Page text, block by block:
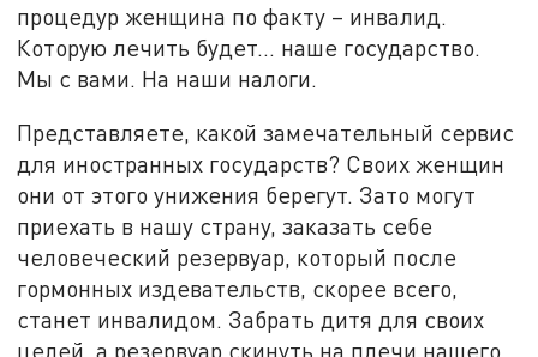
процедур женщина по факту – инвалид.
Которую лечить будет... наше государство.
Мы с вами. На наши налоги.
Представляете, какой замечательный сервис
для иностранных государств? Своих женщин
они от этого унижения берегут. Зато могут
приехать в нашу страну, заказать себе
человеческий резервуар, который после
гормонных издевательств, скорее всего,
станет инвалидом. Забрать дитя для своих
целей, а резервуар скинуть на плечи нашего